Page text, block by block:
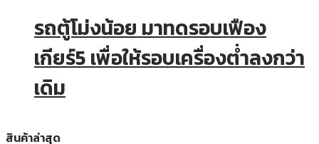
รถตู้โม่งน้อย มาทดรอบเฟือง
เกียร์5 เพื่อให้รอบเครื่องต่ำลงกว่า
เดิม
สินค้าล่าสุด